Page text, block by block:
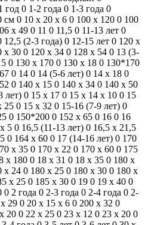
год 0 1-2 года 0 1-3 года 0
см 0 10 х 20 х 6 0 100 x 120 0 100
x 49 0 11 0 11,5 0 11-13 лет 0
12,5 (2-3 года) 0 12-15 лет 0 120 х
х 30 0 120 х 34 0 128 х 54 0 13 (3-
0 130 х 170 0 130 х 18 0 130*170
0 14 0 14 (5-6 лет) 0 14 x 18 0
0 140 х 15 0 140 х 34 0 140 х 50
лет) 0 15 x 17 0 15 х 14 х 10 0 15
25 0 15 х 32 0 15-16 (7-9 лет) 0
0 150*200 0 152 х 65 0 16 0 16
5 0 16,5 (11-13 лет) 0 16,5 х 21,5
0 164 x 60 0 17 (14-16 лет) 0 170
x 35 0 170 х 22 0 170 х 60 0 175
x 180 0 18 x 31 0 18 x 35 0 180 x
x 24 0 180 x 25 0 180 x 30 0 180 x
х 25 0 185 х 30 0 19 0 19 x 40 0
0 2 года 0 2-3 года 0 2-4 года 0 2-
29 0 20 х 15 х 6 0 200 х 32 0
20 0 22 х 25 0 23 x 12 0 23 x 20 0